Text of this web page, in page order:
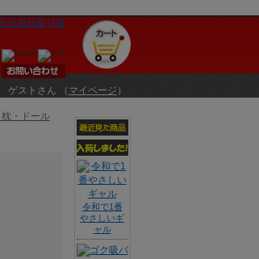
ゲストさん （ マイページ ）
・ドール
令和で1番
やさしいギ
ャル